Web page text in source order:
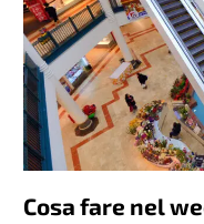
Cosa fare nel